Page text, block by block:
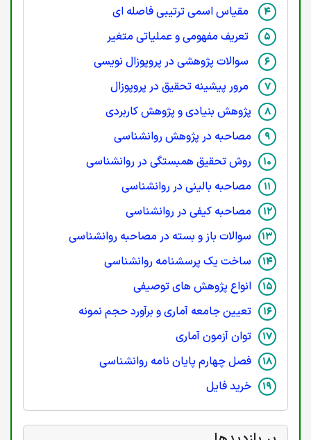
مقیاس اسمی ترتیبی فاصله ای
تعریف مفهومی و عملیاتی متغیر
سوالات پژوهشی در پروپوزال نویسی
مرور پیشینه تحقیق در پروپوزال
پژوهش بنیادی و پژوهش کاربردی
مصاحبه در پژوهش روانشناسی
روش تحقیق همبستگی در روانشناسی
مصاحبه بالینی در روانشناسی
مصاحبه کیفی در روانشناسی
سوالات باز و بسته در مصاحبه روانشناسی
ساخت یک پرسشنامه روانشناسی
انواع پژوهش های توصیفی
تعیین جامعه آماری و برآورد حجم نمونه
توان آزمون آماری
فصل چهارم پایان نامه روانشناسی
خرید فایل